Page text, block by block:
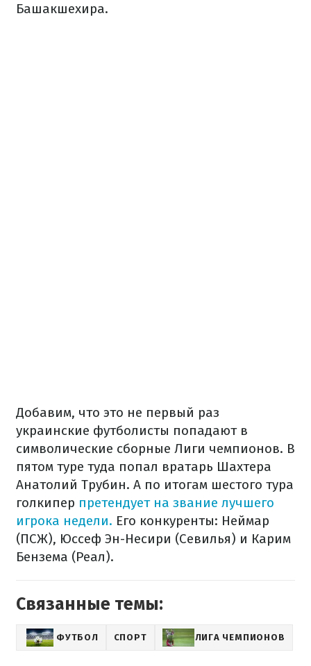
Башакшехира.
Добавим, что это не первый раз
украинские футболисты попадают в
символические сборные Лиги чемпионов. В
пятом туре туда попал вратарь Шахтера
Анатолий Трубин. А по итогам шестого тура
голкипер претендует на звание лучшего
игрока недели. Его конкуренты: Неймар
(ПСЖ), Юссеф Эн-Несири (Севилья) и Карим
Бензема (Реал).
Связанные темы:
ФУТБОЛ СПОРТ ЛИГА ЧЕМПИОНОВ